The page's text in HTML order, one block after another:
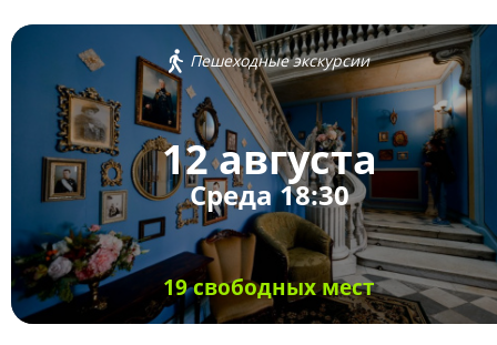
Пешеходные экскурсии
12 августа
Среда 18:30
19 свободных мест